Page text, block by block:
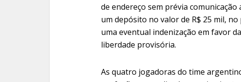
de endereço sem prévia
um depósito no valor de R$ 25 mil,
uma eventual indenização em favor
liberdade provisória.
As quatro jogadoras do time